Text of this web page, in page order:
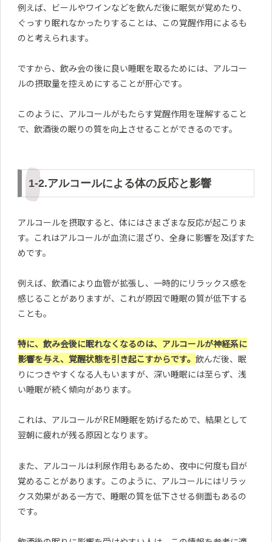
例えば、ビールやワインなどを飲んだ後に眠気が覚めたり、
ぐっすり眠れなかったりすることは、この覚醒作用によるも
のと考えられます。
ですから、飲み会の後に良い睡眠を取るためには、アルコー
ルの摂取量を控えめにすることが肝心です。
このように、アルコールがもたらす覚醒作用を理解すること
で、飲酒後の眠りの質を向上させることができるのです。
1-2.アルコールによる体の反応と影響
アルコールを摂取すると、体にはさまざまな反応が起こりま
す。これはアルコールが血流に混ざり、全身に影響を及ぼすた
めです。
例えば、飲酒により血管が拡張し、一時的にリラックス感を
感じることがありますが、これが原因で睡眠の質が低下する
ことも。
特に、飲み会後に眠れなくなるのは、アルコールが神経系に
影響を与え、覚醒状態を引き起こすからです。 飲んだ後、眠
りにつきやすくなる人もいますが、深い睡眠には至らず、浅
い睡眠が続く傾向があります。
これは、アルコールがREM睡眠を妨げるためで、結果として
翌朝に疲れが残る原因となります。
また、アルコールは利尿作用もあるため、夜中に何度も目が
覚めることがあります。このように、アルコールにはリラッ
クス効果がある一方で、睡眠の質を低下させる側面もあるの
です。